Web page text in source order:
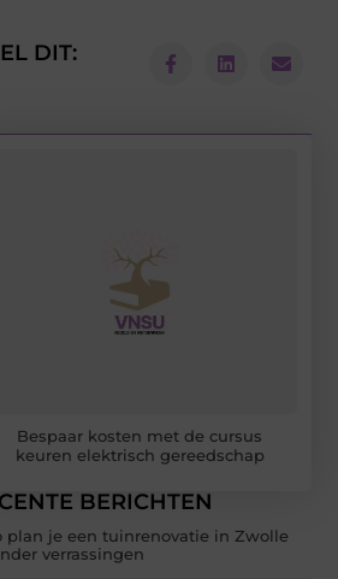
DIT:
Bespaar kosten met de cursus
keuren elektrisch gereedschap
BERICHTEN
plan je een tuinrenovatie in Zwolle
verrassingen